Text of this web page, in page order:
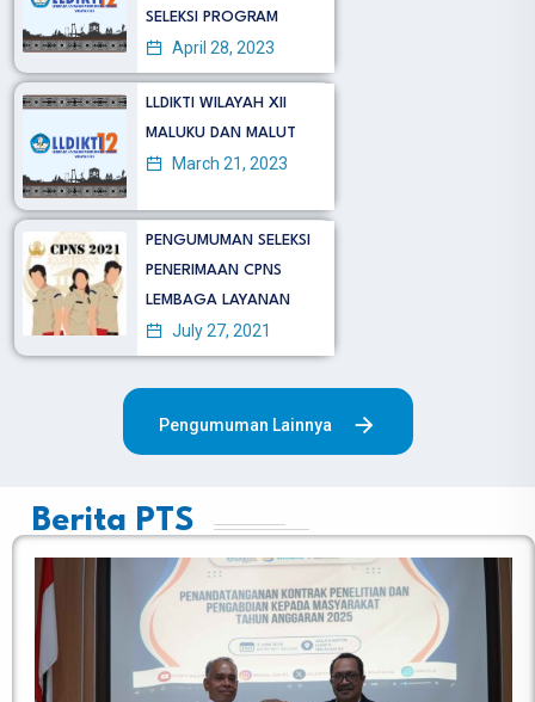
SELEKSI PROGRAM
April 28, 2023
LLDIKTI WILAYAH XII
MALUKU DAN MALUT
March 21, 2023
PENGUMUMAN SELEKSI
PENERIMAAN CPNS
LEMBAGA LAYANAN
July 27, 2021
Pengumuman Lainnya
Berita PTS